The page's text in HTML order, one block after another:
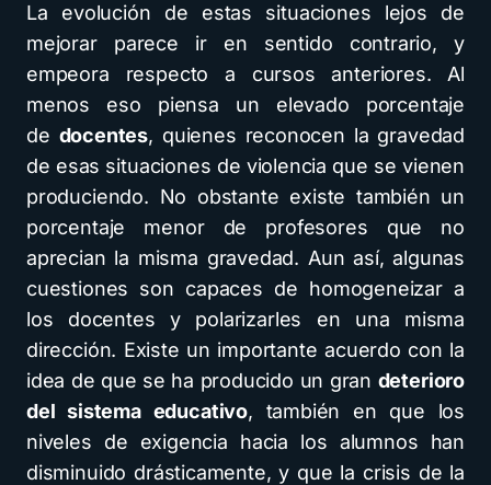
La evolución de estas situaciones lejos de
mejorar parece ir en sentido contrario, y
empeora respecto a cursos anteriores. Al
menos eso piensa un elevado porcentaje
de docentes, quienes reconocen la gravedad
de esas situaciones de violencia que se vienen
produciendo. No obstante existe también un
porcentaje menor de profesores que no
aprecian la misma gravedad. Aun así, algunas
cuestiones son capaces de homogeneizar a
los docentes y polarizarles en una misma
dirección. Existe un importante acuerdo con la
idea de que se ha producido un gran deterioro
del sistema educativo, también en que los
niveles de exigencia hacia los alumnos han
disminuido drásticamente, y que la crisis de la